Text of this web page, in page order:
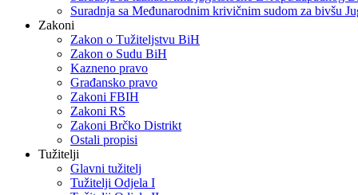
Suradnja sa Međunarodnim krivičnim sudom za bivšu
Zakoni
Zakon o Тužiteljstvu BiH
Zakon o Sudu BiH
Kazneno pravo
Građansko pravo
Zakoni FBIH
Zakoni RS
Zakoni Brčko Distrikt
Ostali propisi
Tužitelji
Glavni tužitelj
Tužitelji Odjela I